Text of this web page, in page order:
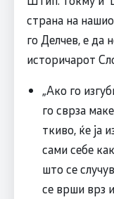
страна на
го Делчев, е да
историчарот
„Ако го
го сврза
ткиво, ќе ја
сами себе
што се
се врши врз